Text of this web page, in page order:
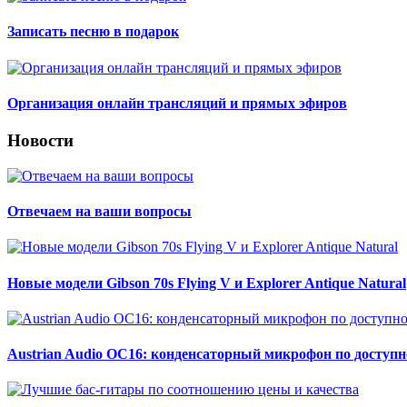
Записать песню в подарок
Организация онлайн трансляций и прямых эфиров
Новости
Отвечаем на ваши вопросы
Новые модели Gibson 70s Flying V и Explorer Antique Natural
Austrian Audio OC16: конденсаторный микрофон по